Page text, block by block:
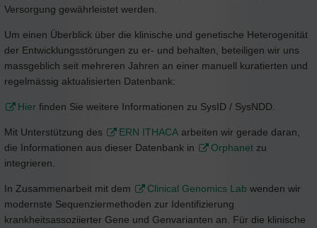
Versorgung gewährleistet werden.
Um einen Überblick über die klinische und genetische Heterogenität
der Entwicklungsstörungen zu er- und behalten, beteiligen wir uns
massgeblich seit mehreren Jahren an einer manuell kuratierten und
regelmässig aktualisierten Datenbank:
Hier finden Sie weitere Informationen zu SysID / SysNDD.
Mit Unterstützung des ERN ITHACA arbeiten wir gerade daran,
die Informationen aus dieser Datenbank in
Orphanet zu
integrieren.
In Zusammenarbeit mit dem Clinical Genomics Lab wenden wir
modernste Sequenziermethoden zur Identifizierung
krankheitsassoziierter Gene und Genvarianten an. Für die klinische